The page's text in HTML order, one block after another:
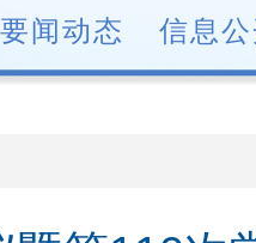
要闻动态 信息公